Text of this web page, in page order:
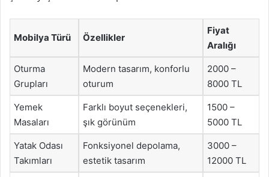
Mobilya Türü Özellikler
Fiyat
Aralığı
Oturma
Grupları
Modern tasarım, konforlu
oturum
2000 –
8000 TL
Yemek
Masaları
Farklı boyut seçenekleri,
şık görünüm
1500 –
5000 TL
Yatak Odası
Takımları
Fonksiyonel depolama,
estetik tasarım
3000 –
12000 TL